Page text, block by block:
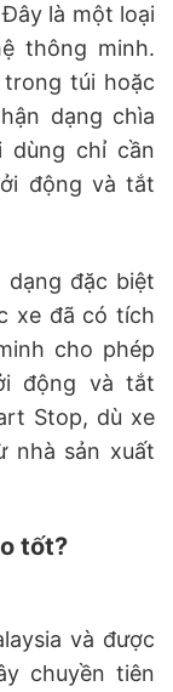
Đây là một loại
thông minh.
túi hoặc
dạng chìa
dùng chỉ cần
động và tắt
đặc biệt
xe đã có tích
cho phép
động và tắt
Stop, dù xe
nhà sản xuất
tốt?
và được
chuyền tiên